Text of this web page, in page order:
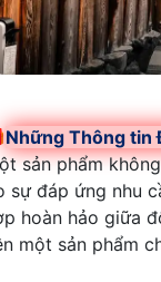
Những Thông tin
sản phẩm
sự đáp ứng nhu
hoàn hảo giữa
một sản phẩm